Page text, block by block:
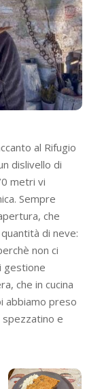
al Rifugio
dislivello di
metri vi
Sempre
che
di neve:
non ci
gestione
che in cucina
abbiamo preso
e